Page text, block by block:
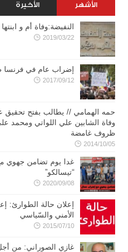
الأشهر الأخيرة
النفيضة:وفاة أم و
2019/03/22
إضراب عام في فرنسا
2017/09/12
حمه الهمامي // يطالب بفتح
وفاة الشابين علي اللواتي ومحمد
ظروف غامضة
2014/10/05
غدا يوم تضامن جهوي
“تيسالكو”
2020/09/08
إعلان حالة الطوارئ:
الأمني والسّياسي
2015/07/10
غازي الصوراني: من